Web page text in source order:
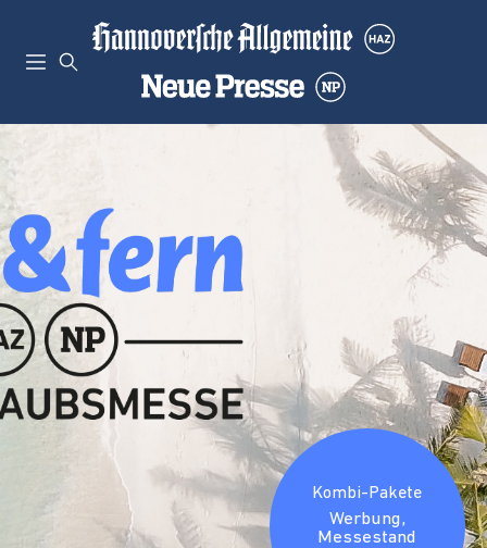
Kombi-Pakete
Werbung,
Messestand